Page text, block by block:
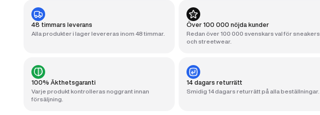
48 timmars leverans
Alla produkter i lager levereras inom 48 timmar.
Över 100 000 nöjda kunder
Redan över 100 000 svenskars val för sneakers
och streetwear.
100% Äkthetsgaranti
Varje produkt kontrolleras noggrant innan
försäljning.
14 dagars returrätt
Smidig 14 dagars returrätt på alla beställningar.